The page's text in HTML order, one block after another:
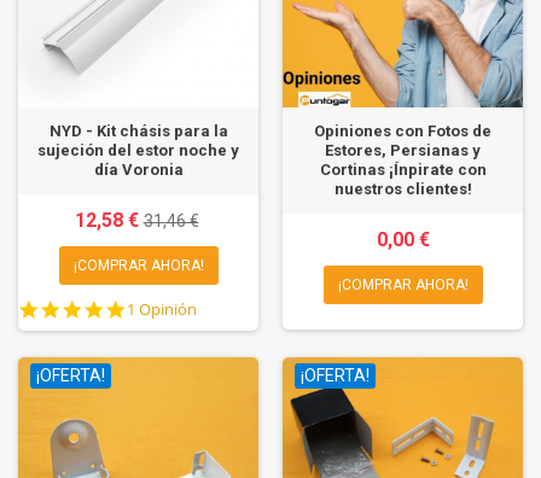
NYD - Kit chásis para la
sujeción del estor noche y
día Voronia
12,58 €31,46 €
¡COMPRAR AHORA!
5.0
star
1 Opinión
Opiniones con Fotos de
Estores, Persianas y
Cortinas ¡Ínpirate con
nuestros clientes!
0,00 €
¡COMPRAR AHORA!
¡OFERTA! ¡OFERTA!